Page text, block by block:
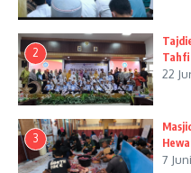
2
22
3
7